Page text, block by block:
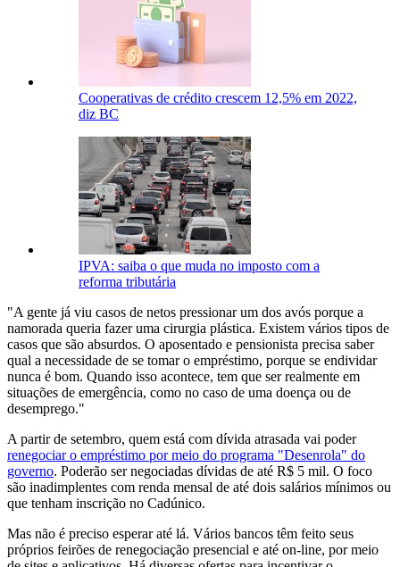
Cooperativas de crédito crescem 12,5% em 2022,
diz BC
IPVA: saiba o que muda no imposto com a
reforma tributária
"A gente já viu casos de netos pressionar um dos avós porque a
namorada queria fazer uma cirurgia plástica. Existem vários tipos de
casos que são absurdos. O aposentado e pensionista precisa saber
qual a necessidade de se tomar o empréstimo, porque se endividar
nunca é bom. Quando isso acontece, tem que ser realmente em
situações de emergência, como no caso de uma doença ou de
desemprego."
A partir de setembro, quem está com dívida atrasada vai poder
renegociar o empréstimo por meio do programa "Desenrola" do
governo. Poderão ser negociadas dívidas de até R$ 5 mil. O foco
são inadimplentes com renda mensal de até dois salários mínimos ou
que tenham inscrição no Cadúnico.
Mas não é preciso esperar até lá. Vários bancos têm feito seus
próprios feirões de renegociação presencial e até on-line, por meio